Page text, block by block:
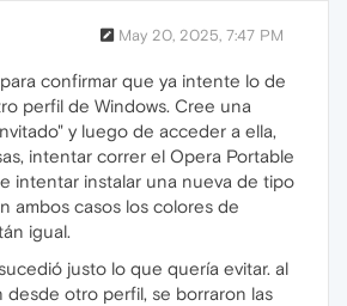
May 20, 2025, 7:47 PM
confirmar que ya intente lo de
perfil de Windows. Cree una
y luego de acceder a ella,
intentar correr el Opera Portable
intentar instalar una nueva de tipo
ambos casos los colores de
igual.
justo lo que quería evitar. al
desde otro perfil, se borraron las